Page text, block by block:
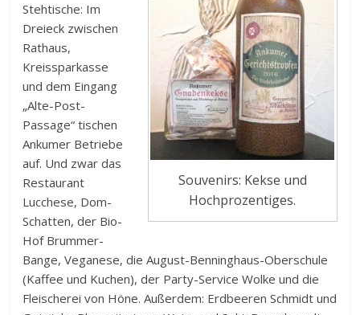
Souvenirs: Kekse und
Hochprozentiges.
Stehtische: Im
Dreieck zwischen
Rathaus,
Kreissparkasse
und dem Eingang
„Alte-Post-
Passage“ tischen
Ankumer Betriebe
auf. Und zwar das
Restaurant
Lucchese, Dom-
Schatten, der Bio-
Hof Brummer-
Bange, Veganese, die August-Benninghaus-Oberschule
(Kaffee und Kuchen), der Party-Service Wolke und die
Fleischerei von Höne. Außerdem: Erdbeeren Schmidt und